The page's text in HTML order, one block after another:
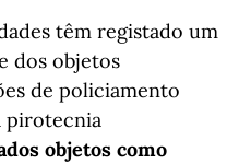
têm registado um
dos objetos
de policiamento
pirotecnia
objetos como